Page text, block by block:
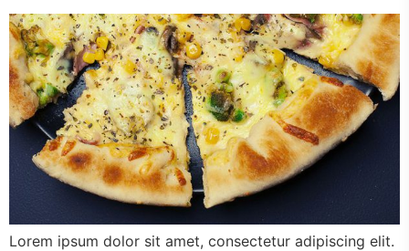
Lorem ipsum dolor sit amet, consectetur adipiscing elit.